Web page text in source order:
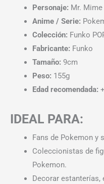
Personaje: Mr. Mime
Anime / Serie:
Colección: Funko
Fabricante: Funko
Tamaño: 9cm
Peso: 155g
Edad recomendada:
IDEAL PARA:
Fans de Pokemon y
Coleccionistas de
Pokemon.
Decorar